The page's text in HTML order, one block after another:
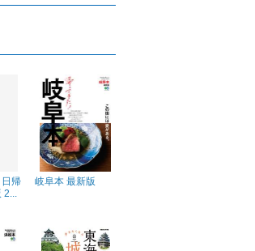
帰
2...
岐阜本 最新版